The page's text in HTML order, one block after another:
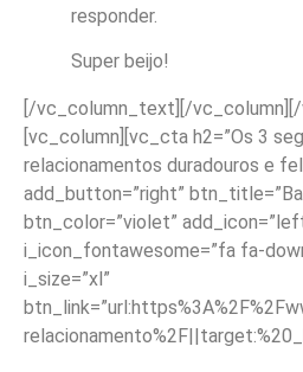
responder.
Super beijo!
[/vc_column_text][/
[vc_column][vc_cta h2=”Os 3
relacionamentos duradouros e
add_button=”right”
btn_color=”violet”
i_icon_fontawesome=”fa fa-
i_size=”xl”